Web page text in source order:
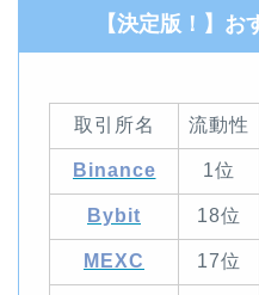
【決定版！】
取引所名 流動性
Binance 1位
Bybit 18位
MEXC 17位